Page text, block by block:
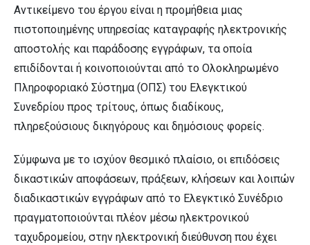
Αντικείμενο του έργου είναι η προμήθεια μιας
πιστοποιημένης υπηρεσίας καταγραφής ηλεκτρονικής
αποστολής και παράδοσης εγγράφων, τα οποία
επιδίδονται ή κοινοποιούνται από το Ολοκληρωμένο
Πληροφοριακό Σύστημα (ΟΠΣ) του Ελεγκτικού
Συνεδρίου προς τρίτους, όπως διαδίκους,
πληρεξούσιους δικηγόρους και δημόσιους φορείς.
Σύμφωνα με το ισχύον θεσμικό πλαίσιο, οι επιδόσεις
δικαστικών αποφάσεων, πράξεων, κλήσεων και λοιπών
διαδικαστικών εγγράφων από το Ελεγκτικό Συνέδριο
πραγματοποιούνται πλέον μέσω ηλεκτρονικού
ταχυδρομείου, στην ηλεκτρονική διεύθυνση που έχει